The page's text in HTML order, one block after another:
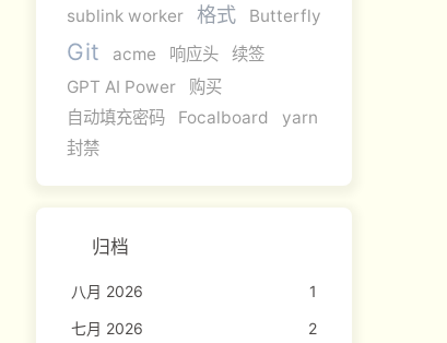
sublink worker
格式 Butterfly
Git acme 响应头
续签
GPT AI Power
购买
自动填充密码
Focalboard
yarn
封禁
归档
八月 2026
1
七月 2026
2